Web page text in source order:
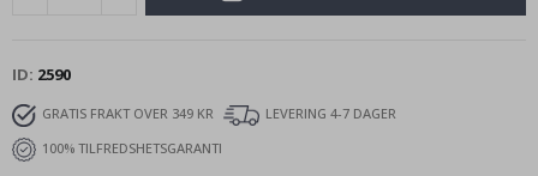
ID 2590
GRATIS FRAKT OVER 349 KR
LEVERING 4-7 DAGER
100% TILFREDSHETSGARANTI